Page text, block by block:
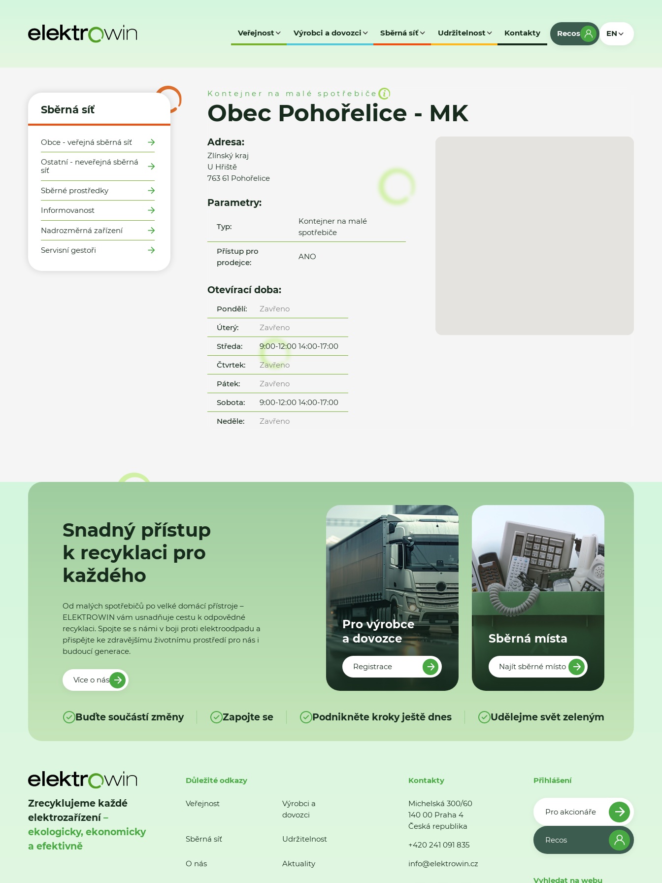
Veřejnost Výrobci a dovozci Sběrná síť Udržitelnost Kontakty Recos EN
Sběrná síť
Obce - veřejná sběrná síť
Ostatní - neveřejná sběrná
síť
Sběrné prostředky
Informovanost
Nadrozměrná zařízení
Servisní gestoři
Kontejner na malé spotřebiče
Obec Pohořelice - MK
Adresa:
Zlínský kraj
U Hřiště
763 61 Pohořelice
Parametry:
Typ:
Kontejner na malé
spotřebiče
Přístup pro
prodejce:
ANO
Otevírací doba:
Pondělí:
Zavřeno
Úterý:
Zavřeno
Středa:
9:00-12:00 14:00-17:00
Čtvrtek:
Zavřeno
Pátek:
Zavřeno
Sobota:
9:00-12:00 14:00-17:00
Neděle:
Zavřeno
Snadný přístup
k recyklaci pro
každého
Od malých spotřebičů po velké domácí přístroje –
ELEKTROWIN vám usnadňuje cestu k odpovědné
recyklaci. Spojte se s námi v boji proti elektroodpadu a
přispějte ke zdravějšímu životnímu prostředí pro nás i
budoucí generace.
Více o nás
Pro výrobce
a dovozce
Registrace
Sběrná místa
Najít sběrné místo
Buďte součástí změny Zapojte se Podnikněte kroky ještě dnes Udělejme svět zeleným
Zrecyklujeme každé
elektrozařízení–
ekologicky, ekonomicky
a efektivně
Důležité odkazy
Veřejnost
Výrobci a
dovozci
Sběrná síť Udržitelnost
O nás Aktuality
Kontakty
Michelská 300/60
140 00 Praha 4
Česká republika
+420 241 091 835
info@elektrowin.cz
Přihlášení
Pro akcionáře
Recos
Vyhledat na webu